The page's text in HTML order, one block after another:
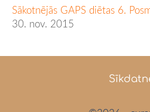
Sākotnējās GAPS diētas 6.
30. nov. 2015